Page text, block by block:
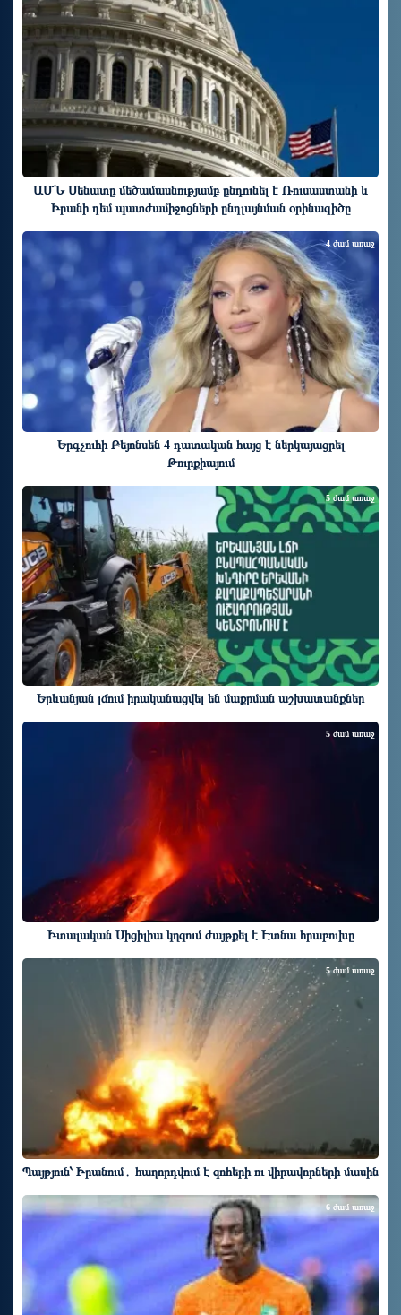
ԱՄՆ Սենատը մեծամասնությամբ ընդունել է Ռուսաստանի և
Իրանի դեմ պատժամիջոցների ընդլայնման օրինագիծը
Երգչուհի Բեյոնսեն ​​4 դատական հայց է ներկայացրել
Թուրքիայում
4 ժամ առաջ
Երևանյան լճում իրականացվել են մաքրման աշխատանքներ
5 ժամ առաջ
Իտալական Սիցիլիա կղզում ժայթքել է Էտնա հրաբուխը
5 ժամ առաջ
Պայթյուն՝ Իրանում․ հաղորդվում է զոհերի ու վիրավորների մասին
5 ժամ առաջ
6 ժամ առաջ